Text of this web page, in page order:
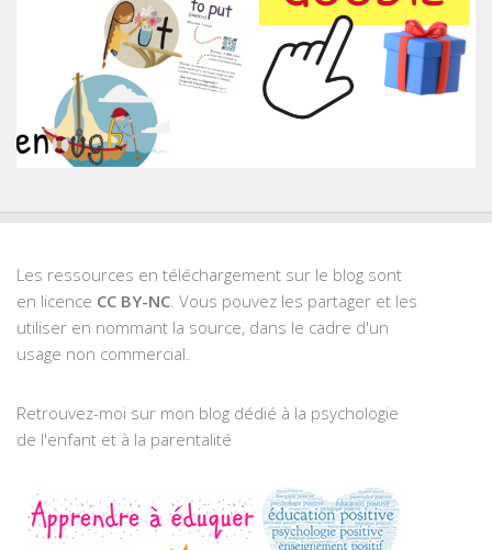
Les ressources en téléchargement sur le blog sont
en licence CC BY-NC. Vous pouvez les partager et les
utiliser en nommant la source, dans le cadre d'un
usage non commercial.
Retrouvez-moi sur mon blog dédié à la psychologie
de l'enfant et à la parentalité